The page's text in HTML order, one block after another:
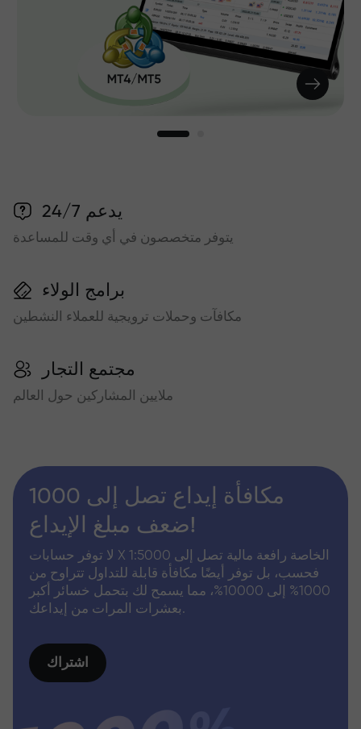
يدعم 24/7
يتوفر متخصصون في أي وقت للمساعدة
برامج الولاء
مكافآت وحملات ترويجية للعملاء النشطين
مجتمع التجار
ملايين المشاركين حول العالم
مكافأة إيداع تصل إلى 1000
ضعف مبلغ الإيداع!
لا توفر حسابات X الخاصة رافعة مالية تصل إلى 1:5000
فحسب، بل توفر أيضًا مكافأة قابلة للتداول تتراوح من
1000% إلى 10000%، مما يسمح لك بتحمل خسائر أكبر
بعشرات المرات من إيداعك.
اشتراك